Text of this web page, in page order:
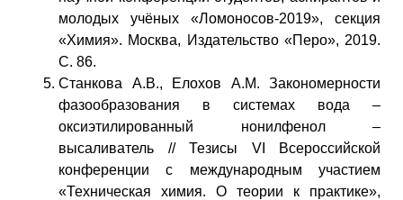
молодых учёных «Ломоносов-2019», секция
«Химия». Москва, Издательство «Перо», 2019.
С. 86.
Станкова А.В., Елохов А.М. Закономерности
фазообразования в системах вода –
оксиэтилированный нонилфенол –
высаливатель // Тезисы VI Всероссийской
конференции с международным участием
«Техническая химия. О теории к практике»,